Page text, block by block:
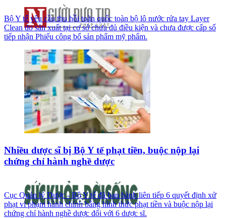
Bộ Y tế yêu cầu thu hồi toàn quốc toàn bộ lô nước rửa tay Layer
Clean do sản xuất tại cơ sở chưa đủ điều kiện và chưa được cấp số
tiếp nhận Phiếu công bố sản phẩm mỹ phẩm.
Nhiều dược sĩ bị Bộ Y tế phạt tiền, buộc nộp lại
chứng chỉ hành nghề dược
Cục Quản lý Dược - Bộ Y tế đã ban hành liên tiếp 6 quyết định xử
phạt vi phạm hành chính bằng hình thức phạt tiền và buộc nộp lại
chứng chỉ hành nghề dược đối với 6 dược sĩ.